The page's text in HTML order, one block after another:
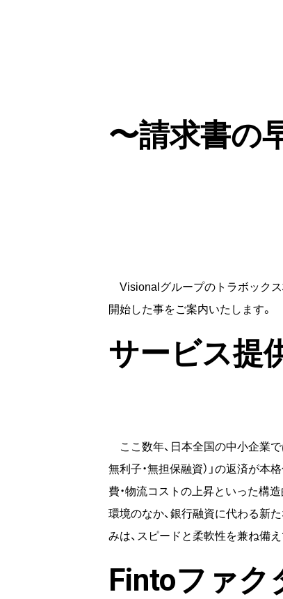
〜請求書の
Visionalグループのトラボックス
開始した事をご案内いたします。
サービス提
ここ数年、日本全国の中小企業で
無利子・無担保融資）」の返済が
費・物流コストの上昇といった構
環境のなか、銀行融資に代わる新
みは、スピードと柔軟性を兼ね備
Fintoファク